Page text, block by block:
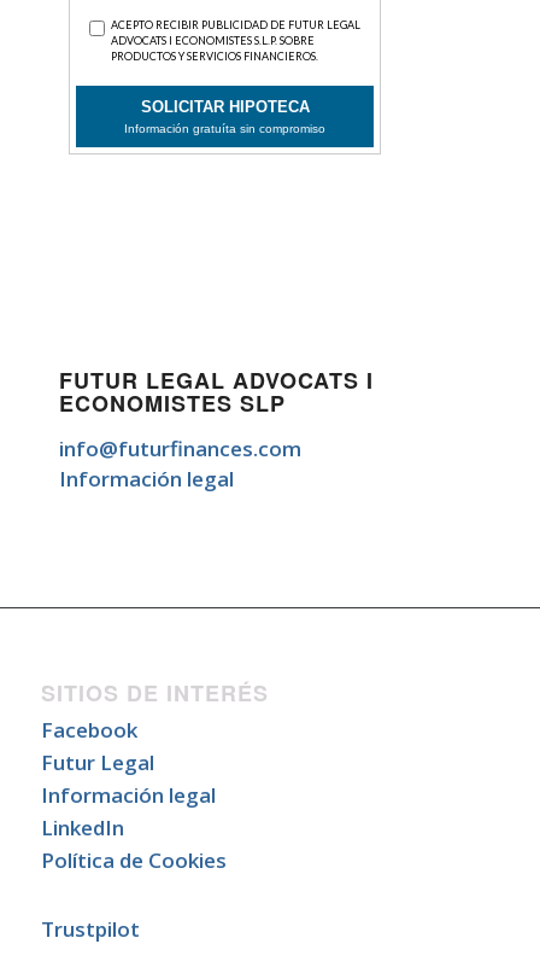
FUTUR LEGAL ADVOCATS I
ECONOMISTES SLP
info@futurfinances.com
Información legal
SITIOS DE INTERÉS
Facebook
Futur Legal
Información legal
LinkedIn
Política de Cookies
Trustpilot